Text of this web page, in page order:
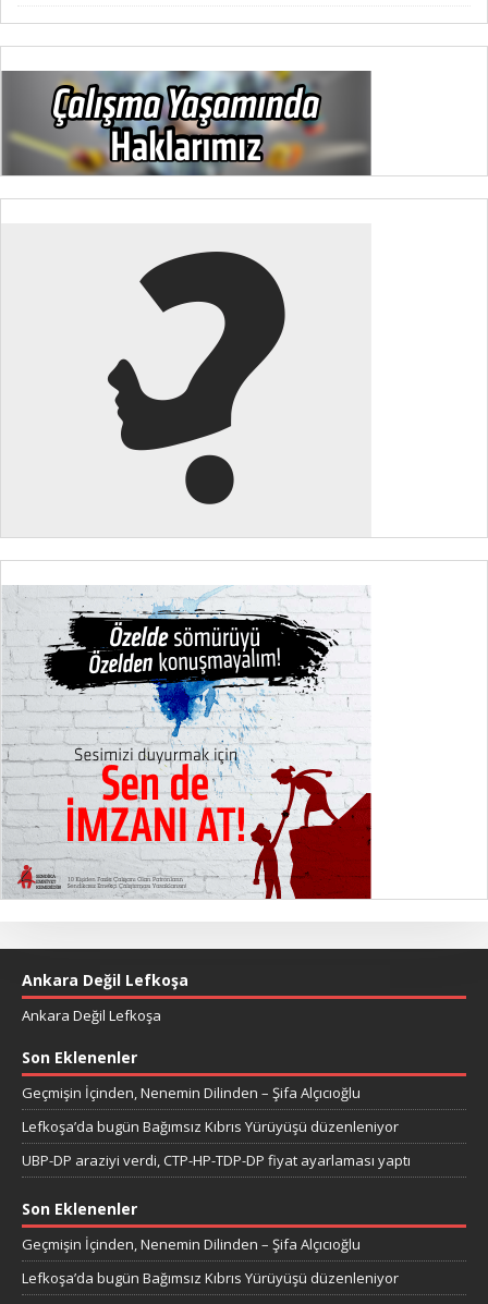
Ankara Değil Lefkoşa
Ankara Değil Lefkoşa
Son Eklenenler
Geçmişin İçinden, Nenemin Dilinden – Şifa Alçıcıoğlu
Lefkoşa’da bugün Bağımsız Kıbrıs Yürüyüşü düzenleniyor
UBP-DP araziyi verdi, CTP-HP-TDP-DP fiyat ayarlaması yaptı
Son Eklenenler
Geçmişin İçinden, Nenemin Dilinden – Şifa Alçıcıoğlu
Lefkoşa’da bugün Bağımsız Kıbrıs Yürüyüşü düzenleniyor